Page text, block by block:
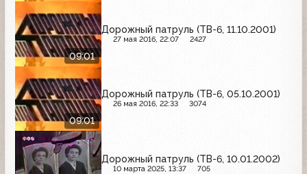
09:01
Дорожный патруль (ТВ-6, 11.10.2001)
27 мая 2016, 22:07 2427
09:01
Дорожный патруль (ТВ-6, 05.10.2001)
26 мая 2016, 22:33 3074
Дорожный патруль (ТВ-6, 10.01.2002)
10 марта 2025, 13:37 705